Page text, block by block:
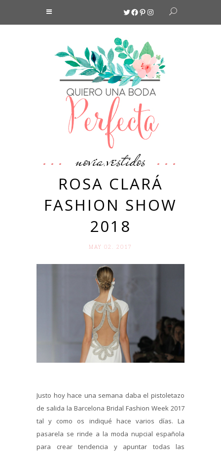
Twitter
Facebook
Pinterest
Instagram
novia,vestidos
ROSA CLARÁ
FASHION SHOW
2018
MAY 02. 2017
Justo hoy hace una semana daba el pistoletazo
de salida la Barcelona Bridal Fashion Week 2017
tal y como os indiqué hace varios días. La
pasarela se rinde a la moda nupcial española
para crear tendencia y apuntar todas las